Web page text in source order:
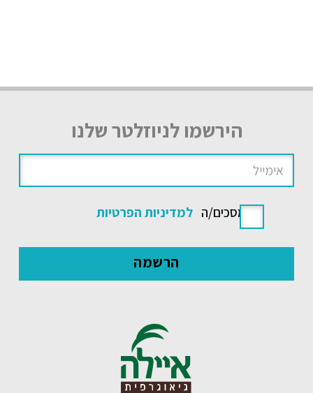
הירשמו לניוזלטר שלנו
אני מסכים/ה למדיניות הפרטיות